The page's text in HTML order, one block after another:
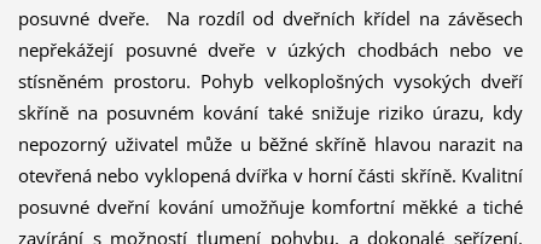
posuvné dveře. Na rozdíl od dveřních křídel na závěsech
nepřekážejí posuvné dveře v úzkých chodbách nebo ve
stísněném prostoru. Pohyb velkoplošných vysokých dveří
skříně na posuvném kování také snižuje riziko úrazu, kdy
nepozorný uživatel může u běžné skříně hlavou narazit na
otevřená nebo vyklopená dvířka v horní části skříně. Kvalitní
posuvné dveřní kování umožňuje komfortní měkké a tiché
zavírání s možností tlumení pohybu, a dokonalé seřízení,